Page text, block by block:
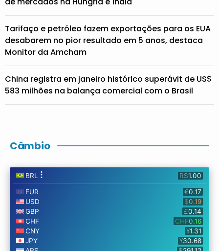
Tarifaço e petróleo fazem exportações para os EUA
desabarem no pior resultado em 5 anos, destaca
Monitor da Amcham
China registra em janeiro histórico superávit de US$
583 milhões na balança comercial com o Brasil
Câmbio